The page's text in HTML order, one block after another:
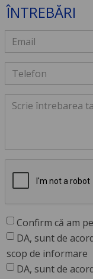
ÎNTREBĂRI
Confirm că am
DA, sunt de
scop de informare
DA, sunt de